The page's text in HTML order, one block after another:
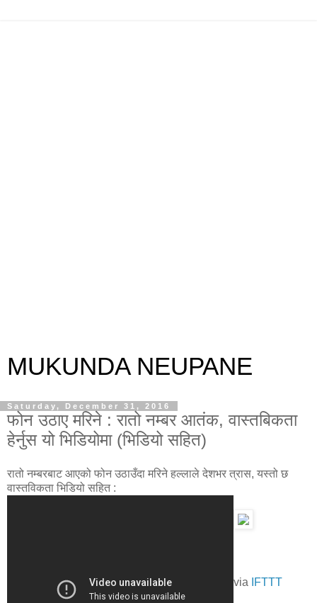
MUKUNDA NEUPANE
Saturday, December 31, 2016
फोन उठाए मरिने : रातो नम्बर आतंक, वास्तबिकता
हेर्नुस यो भिडियोमा (भिडियो सहित)
रातो नम्बरबाट आएको फोन उठाउँदा मरिने हल्लाले देशभर त्रास, यस्तो छ
वास्तविकता भिडियो सहित :
via IFTTT